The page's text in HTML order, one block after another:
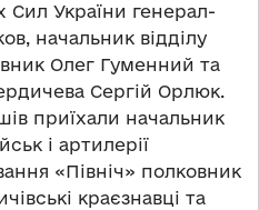
Сил України генерал-
начальник відділу
Олег Гуменний та
Сергій Орлюк.
приїхали начальник
і артилерії
«Північ» полковник
краєзнавці та